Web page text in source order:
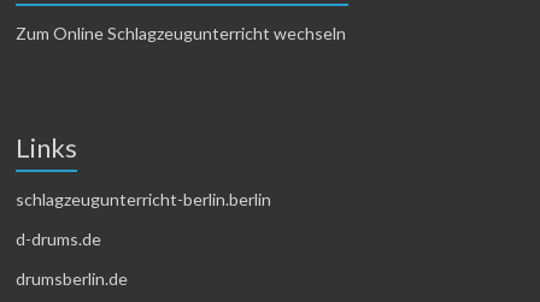
Zum Online Schlagzeugunterricht wechseln
Links
schlagzeugunterricht-berlin.berlin
d-drums.de
drumsberlin.de